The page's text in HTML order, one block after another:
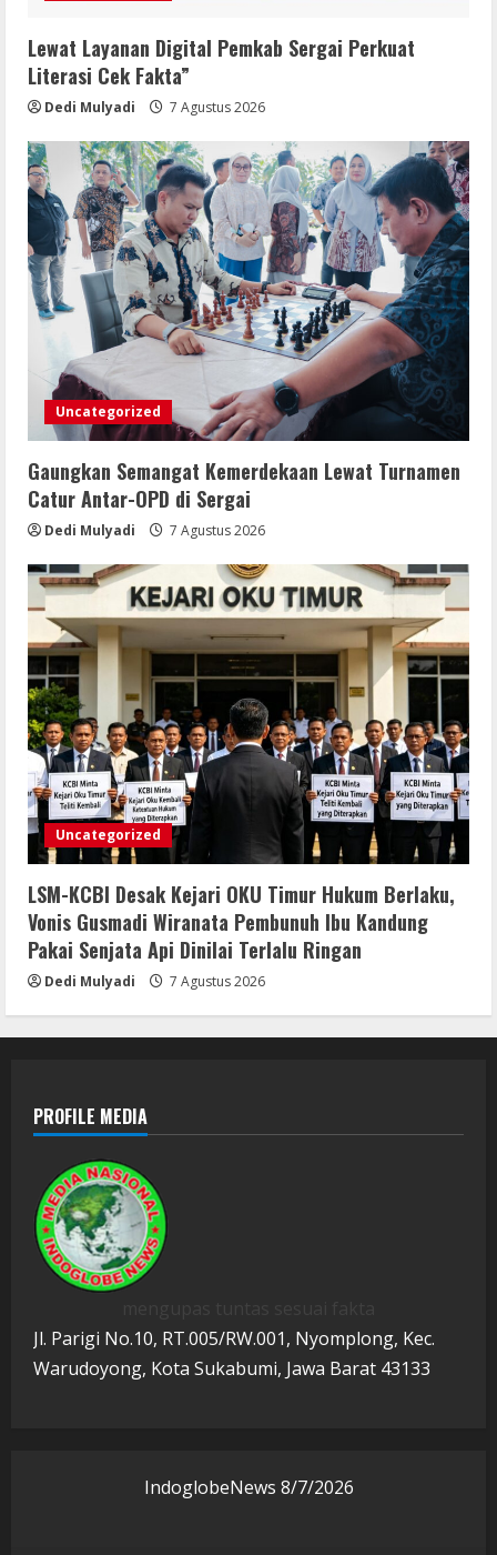
Lewat Layanan Digital Pemkab Sergai Perkuat
Literasi Cek Fakta”
Dedi Mulyadi 7 Agustus 2026
Uncategorized
Gaungkan Semangat Kemerdekaan Lewat Turnamen
Catur Antar-OPD di Sergai
Dedi Mulyadi 7 Agustus 2026
Uncategorized
LSM-KCBI Desak Kejari OKU Timur Hukum Berlaku,
Vonis Gusmadi Wiranata Pembunuh Ibu Kandung
Pakai Senjata Api Dinilai Terlalu Ringan
Dedi Mulyadi 7 Agustus 2026
PROFILE MEDIA
Jl. Parigi No.10, RT.005/RW.001, Nyomplong, Kec.
Warudoyong, Kota Sukabumi, Jawa Barat 43133
IndoglobeNews 8/7/2026